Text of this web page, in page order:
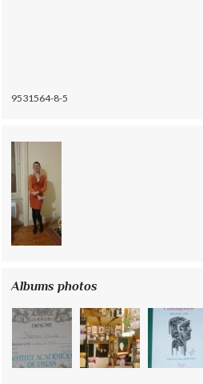
9531564-8-5
Albums photos